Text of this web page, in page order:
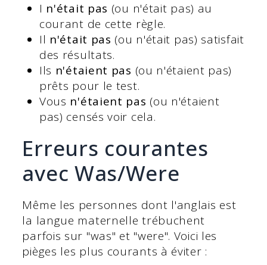
I n'était pas (ou n'était pas) au
courant de cette règle.
Il n'était pas (ou n'était pas) satisfait
des résultats.
Ils n'étaient pas (ou n'étaient pas)
prêts pour le test.
Vous n'étaient pas (ou n'étaient
pas) censés voir cela.
Erreurs courantes
avec Was/Were
Même les personnes dont l'anglais est
la langue maternelle trébuchent
parfois sur "was" et "were". Voici les
pièges les plus courants à éviter :